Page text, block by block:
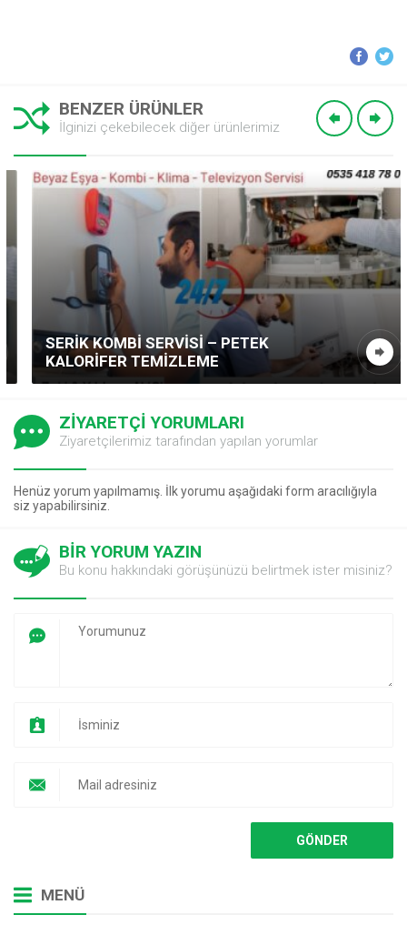
BENZER ÜRÜNLER
İlginizi çekebilecek diğer ürünlerimiz
SERIK KOMBI SERVISI – PETEK
KALORIFER TEMIZLEME
ZİYARETÇİ YORUMLARI
Ziyaretçilerimiz tarafından yapılan yorumlar
Henüz yorum yapılmamış. İlk yorumu aşağıdaki form aracılığıyla
siz yapabilirsiniz.
BİR YORUM YAZIN
Bu konu hakkındaki görüşünüzü belirtmek ister misiniz?
MENÜ